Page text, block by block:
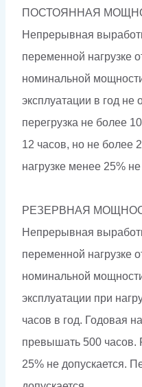
ПОСТОЯННАЯ
Непрерывная
переменной нагрузке
номинальной
эксплуатации в год не
перегрузка не более
12 часов, но не более
нагрузке менее 25% не
РЕЗЕРВНАЯ
Непрерывная
переменной нагрузке
номинальной
эксплуатации при
часов в год. Годовая
превышать 500 часов.
25% не допускается.